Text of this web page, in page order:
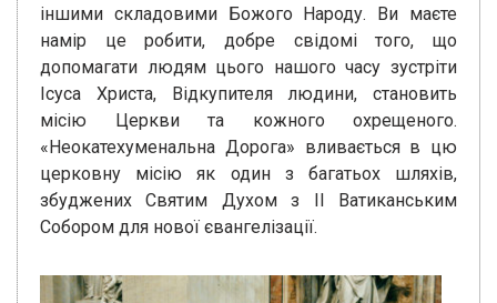
іншими складовими Божого Народу. Ви маєте
намір це робити, добре свідомі того, що
допомагати людям цього нашого часу зустріти
Ісуса Христа, Відкупителя людини, становить
місію Церкви та кожного охрещеного.
«Неокатехуменальна Дорога» вливається в цю
церковну місію як один з багатьох шляхів,
збуджених Святим Духом з ІІ Ватиканським
Собором для нової євангелізації.